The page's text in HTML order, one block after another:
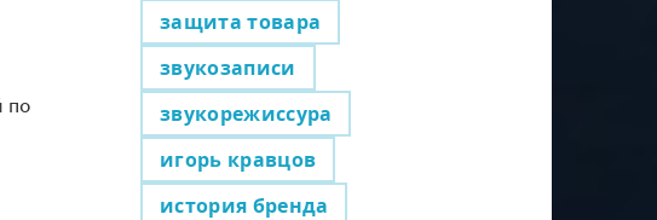
по
защита товара
звукозаписи
звукорежиссура
игорь кравцов
история бренда